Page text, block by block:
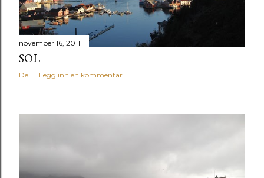
november 16, 2011
SOL
Del Legg inn en kommentar